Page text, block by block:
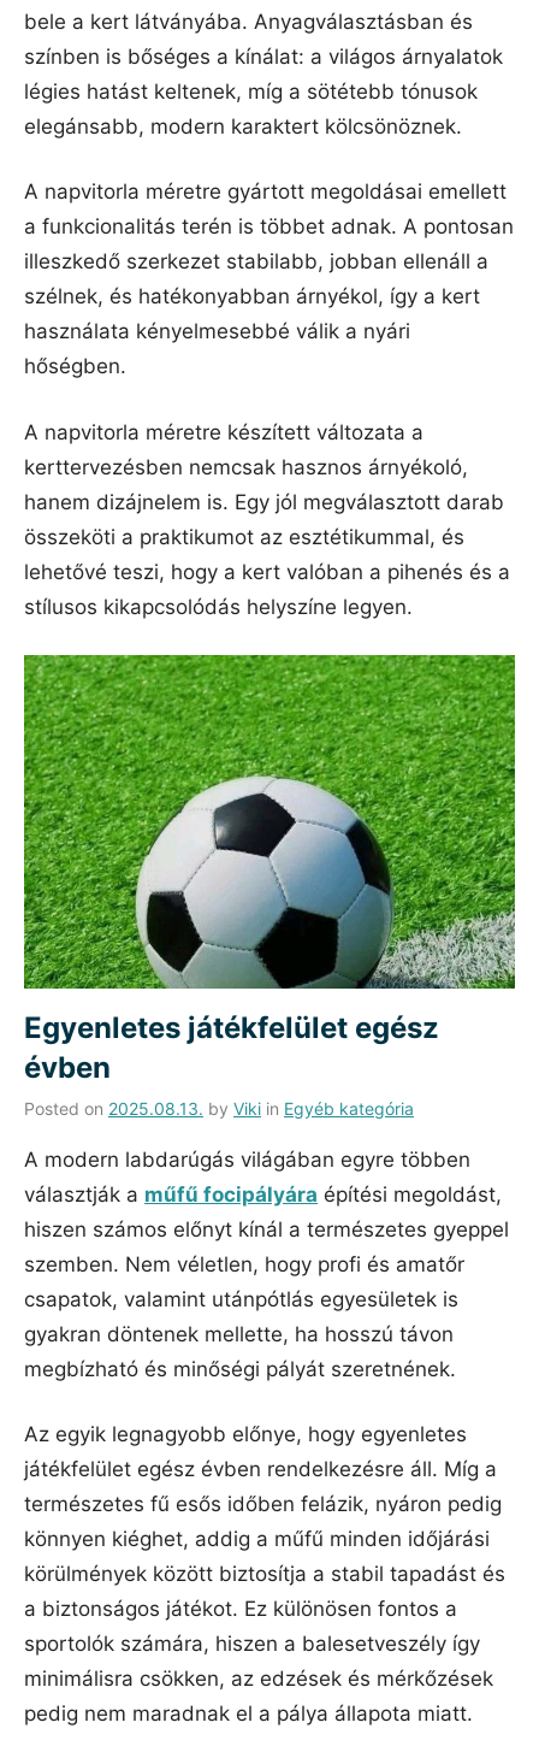
bele a kert látványába. Anyagválasztásban és
színben is bőséges a kínálat: a világos árnyalatok
légies hatást keltenek, míg a sötétebb tónusok
elegánsabb, modern karaktert kölcsönöznek.
A napvitorla méretre gyártott megoldásai emellett
a funkcionalitás terén is többet adnak. A pontosan
illeszkedő szerkezet stabilabb, jobban ellenáll a
szélnek, és hatékonyabban árnyékol, így a kert
használata kényelmesebbé válik a nyári
hőségben.
A napvitorla méretre készített változata a
kerttervezésben nemcsak hasznos árnyékoló,
hanem dizájnelem is. Egy jól megválasztott darab
összeköti a praktikumot az esztétikummal, és
lehetővé teszi, hogy a kert valóban a pihenés és a
stílusos kikapcsolódás helyszíne legyen.
Egyenletes játékfelület egész
évben
Posted on 2025.08.13. by Viki in Egyéb kategória
A modern labdarúgás világában egyre többen
választják a műfű focipályára építési megoldást,
hiszen számos előnyt kínál a természetes gyeppel
szemben. Nem véletlen, hogy profi és amatőr
csapatok, valamint utánpótlás egyesületek is
gyakran döntenek mellette, ha hosszú távon
megbízható és minőségi pályát szeretnének.
Az egyik legnagyobb előnye, hogy egyenletes
játékfelület egész évben rendelkezésre áll. Míg a
természetes fű esős időben felázik, nyáron pedig
könnyen kiéghet, addig a műfű minden időjárási
körülmények között biztosítja a stabil tapadást és
a biztonságos játékot. Ez különösen fontos a
sportolók számára, hiszen a balesetveszély így
minimálisra csökken, az edzések és mérkőzések
pedig nem maradnak el a pálya állapota miatt.